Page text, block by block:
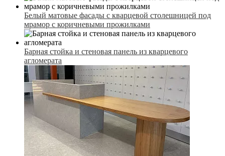
Белый матовые фасады с кварцевой столешницей под
мрамор с коричневыми прожилками
Барная стойка и стеновая панель из кварцевого
агломерата